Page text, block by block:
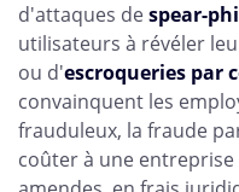
d'attaques despear-
utilisateurs à révéler
ou d'escroqueries par
convainquent les
frauduleux, la fraude
coûter à une